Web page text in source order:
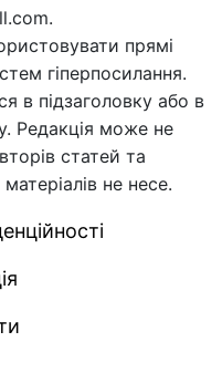
прямі
гіперпосилання.
в підзаголовку або в
Редакція може не
статей та
не несе.